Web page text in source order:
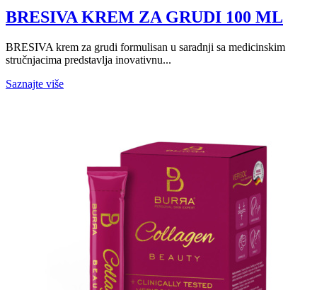
BRESIVA KREM ZA GRUDI 100 ML
BRESIVA krem za grudi formulisan u saradnji sa medicinskim
stručnjacima predstavlja inovativnu...
Saznajte više